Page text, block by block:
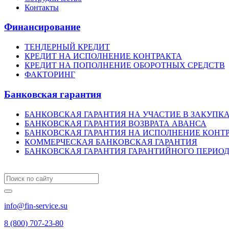
Контакты
Финансирование
ТЕНДЕРНЫЙ КРЕДИТ
КРЕДИТ НА ИСПОЛНЕНИЕ КОНТРАКТА
КРЕДИТ НА ПОПОЛНЕНИЕ ОБОРОТНЫХ СРЕДСТВ
ФАКТОРИНГ
Банковская гарантия
БАНКОВСКАЯ ГАРАНТИЯ НА УЧАСТИЕ В
БАНКОВСКАЯ ГАРАНТИЯ ВОЗВРАТА АВАНСА
БАНКОВСКАЯ ГАРАНТИЯ НА ИСПОЛНЕНИЕ
КОММЕРЧЕСКАЯ БАНКОВСКАЯ ГАРАНТИЯ
БАНКОВСКАЯ ГАРАНТИЯ ГАРАНТИЙНОГО
info@fin-service.su
8 (800) 707-23-80